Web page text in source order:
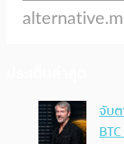
จับต